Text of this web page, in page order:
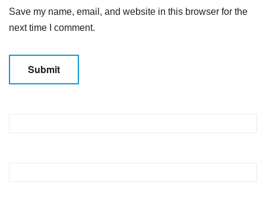
Save my name, email, and website in this browser for the
next time I comment.